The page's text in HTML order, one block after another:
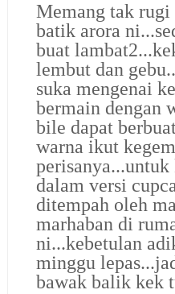
Memang tak rugi
batik arora
buat
lembut dan
suka mengenai
bermain dengan
bile dapat
warna ikut
dalam versi
ditempah oleh
marhaban di
ni...kebetulan
minggu
bawak balik kek